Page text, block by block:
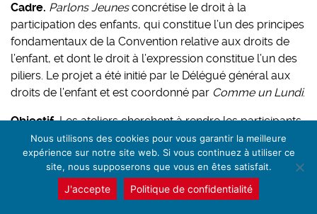
Cadre. Parlons Jeunesconcrétise le droit à la
participation des enfants, qui constitue l’un des principes
fondamentaux de la Convention relative aux droits de
l’enfant, et dont le droit à l’expression constitue l’un des
piliers. Le projet a été initié par le Délégué général aux
droits de l’enfant et est coordonné par Comme un Lundi.
Objectif.Les ateliers cherchent à rendre les participants
acteurs du projet en développant leur esprit critique et
leurs capacités créatives. Les jeunes sont accompagnés
dans la construction de leur réflexion et dans sa mise en
forme à travers différentes disciplines. La vidéo, le son,
Nous utilisons des cookies pour vous garantir la meilleure
expérience sur notre site web. Si vous continuez à utiliser ce
site, nous supposerons que vous en êtes satisfait.
J'accepte Politique de confidentialité